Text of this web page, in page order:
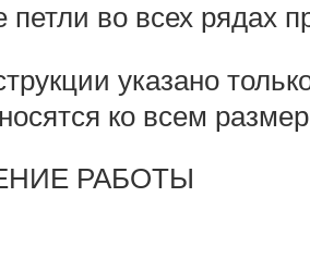
петли во всех рядах
указано
ко всем
РАБОТЫ